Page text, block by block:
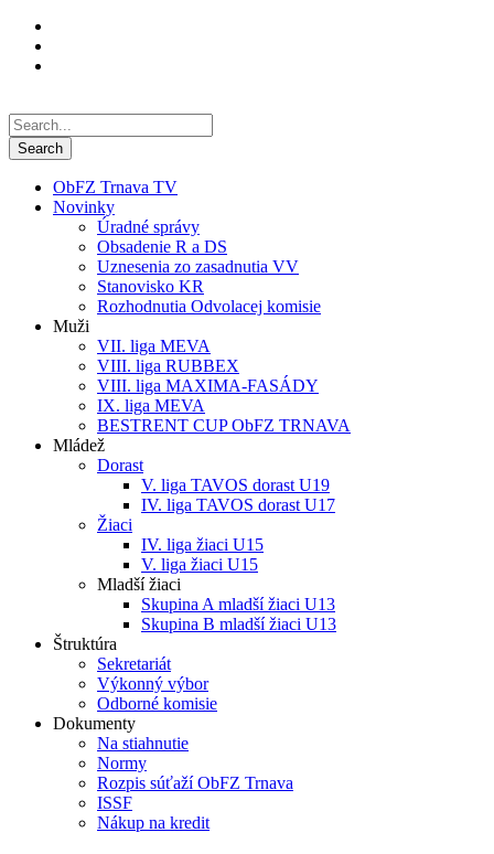
ObFZ Trnava TV
Novinky
Úradné správy
Obsadenie R a DS
Uznesenia zo zasadnutia VV
Stanovisko KR
Rozhodnutia Odvolacej komisie
Muži
VII. liga MEVA
VIII. liga RUBBEX
VIII. liga MAXIMA-FASÁDY
IX. liga MEVA
BESTRENT CUP ObFZ TRNAVA
Mládež
Dorast
V. liga TAVOS dorast U19
IV. liga TAVOS dorast U17
Žiaci
IV. liga žiaci U15
V. liga žiaci U15
Mladší žiaci
Skupina A mladší žiaci U13
Skupina B mladší žiaci U13
Štruktúra
Sekretariát
Výkonný výbor
Odborné komisie
Dokumenty
Na stiahnutie
Normy
Rozpis súťaží ObFZ Trnava
ISSF
Nákup na kredit